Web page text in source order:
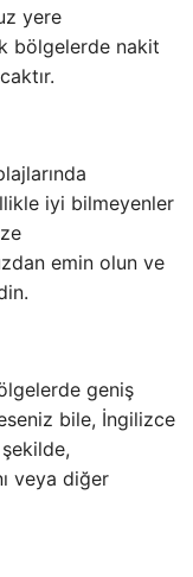
yere
bölgelerde nakit
iyi bilmeyenler
emin olun ve
geniş
bile, İngilizce
veya diğer